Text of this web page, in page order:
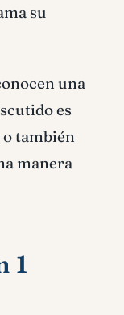
su
una
es
también
manera
1